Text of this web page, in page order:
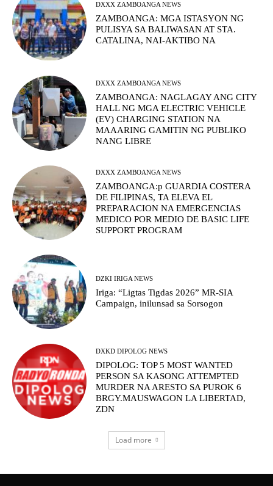
DXXX ZAMBOANGA NEWS
ZAMBOANGA: MGA ISTASYON NG
PULISYA SA BALIWASAN AT STA.
CATALINA, NAI-AKTIBO NA
DXXX ZAMBOANGA NEWS
ZAMBOANGA: NAGLAGAY ANG CITY
HALL NG MGA ELECTRIC VEHICLE
(EV) CHARGING STATION NA
MAAARING GAMITIN NG PUBLIKO
NANG LIBRE
DXXX ZAMBOANGA NEWS
ZAMBOANGA:p GUARDIA COSTERA
DE FILIPINAS, TA ELEVA EL
PREPARACION NA EMERGENCIAS
MEDICO POR MEDIO DE BASIC LIFE
SUPPORT PROGRAM
DZKI IRIGA NEWS
Iriga: “Ligtas Tigdas 2026” MR-SIA
Campaign, inilunsad sa Sorsogon
DXKD DIPOLOG NEWS
DIPOLOG: TOP 5 MOST WANTED
PERSON SA KASONG ATTEMPTED
MURDER NA ARESTO SA PUROK 6
BRGY.MAUSWAGON LA LIBERTAD,
ZDN
Load more